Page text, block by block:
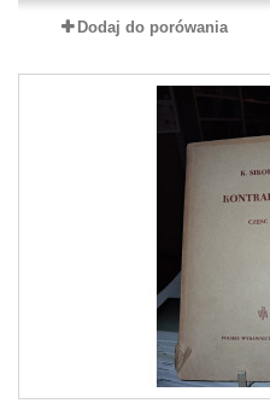
Dodaj do porówania